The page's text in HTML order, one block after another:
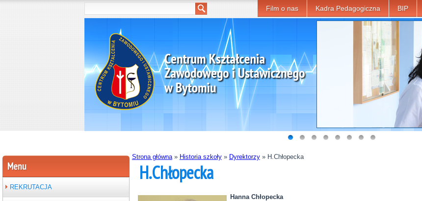
Film o nas Kadra Pedagogiczna BIP
Menu
REKRUTACJA
Strona główna» Historia szkoły» Dyrektorzy» H.Chłopecka
H.Chłopecka
Hanna Chłopecka